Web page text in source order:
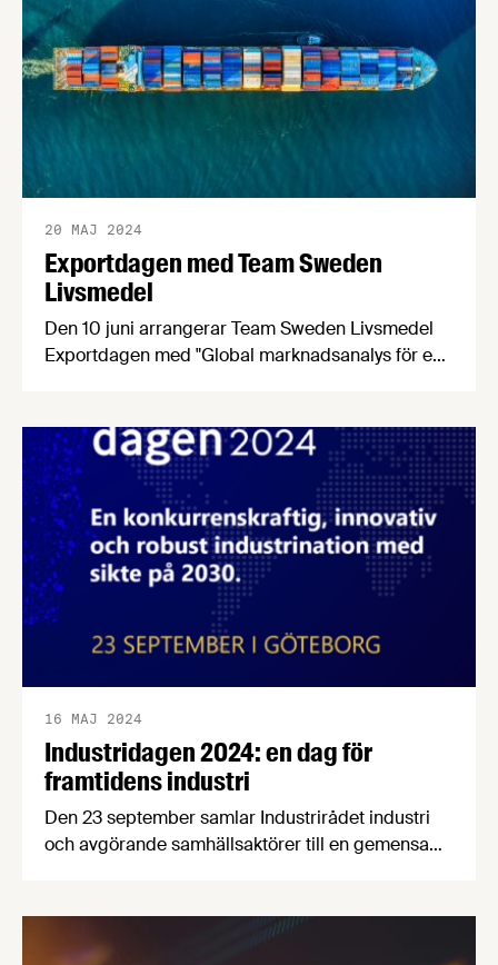
medlemsföretag och branschkollegor till
Almedalens godaste mingel.
Exportdagen med Team Sweden
Livsmedel
20 MAJ 2024
Den 10 juni arrangerar Team Sweden Livsmedel
Exportdagen med "Global marknadsanalys för en
att delta.
Industridagen 2024: en dag för
framtidens industri
16 MAJ 2024
Den 23 september samlar Industrirådet industri
och avgörande samhällsaktörer till en gemensam
utmaningar. Hur ska Sverige fortsatt vara en
attraktiv och konkurrenskraftig, innovativ och